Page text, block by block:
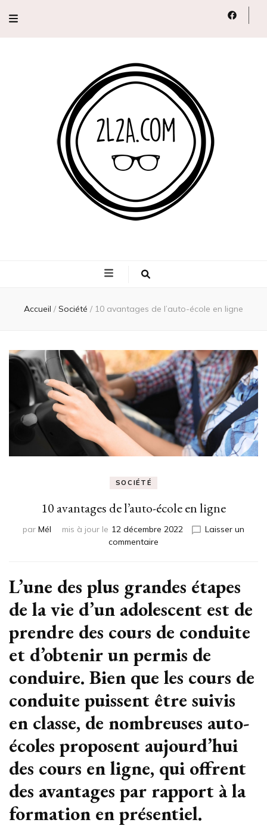
Accueil / Société / 10 avantages de l’auto-école en ligne
SOCIÉTÉ
10 avantages de l’auto-école en ligne
par Mél mis à jour le 12 décembre 2022
Laisser un
commentaire
de
l’auto-
en
ligne
L’une des plus grandes étapes
de la vie d’un adolescent est de
prendre des cours de conduite
et d’obtenir un permis de
conduire. Bien que les cours de
conduite puissent être suivis
en classe, de nombreuses auto-
écoles proposent aujourd’hui
des cours en ligne, qui offrent
des avantages par rapport à la
formation en présentiel.